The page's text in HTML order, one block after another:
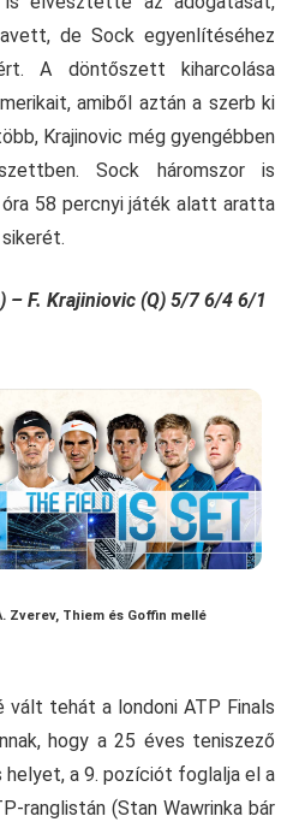
de Sock egyenlítéséhez
A döntőszett kiharcolása
amiből aztán a szerb ki
Krajinovic még gyengébben
Sock háromszor is
58 percnyi játék alatt aratta
– F. Krajiniovic (Q) 5/7 6/4 6/1
Zverev, Thiem és Goffin mellé
tehát a londoni ATP Finals
hogy a 25 éves teniszező
a 9. pozíciót foglalja el a
ranglistán (Stan Wawrinka bár